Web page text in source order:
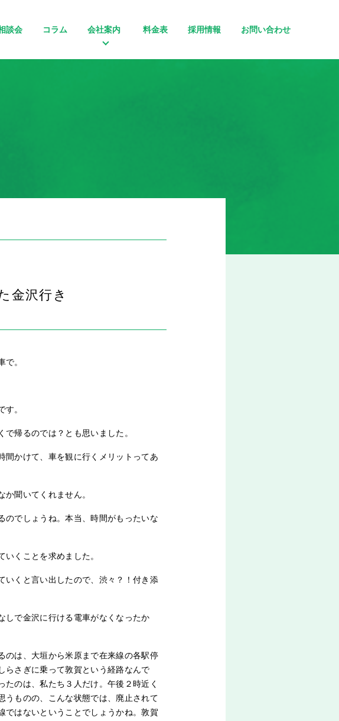
談会 コラム 会社案内 料金表 採用情報 お問い合わせ
金沢行き
。
。
帰るのでは？とも思いました。
間かけて、車を観に行くメリットってあ
聞いてくれません。
のでしょうね。本当、時間がもったいな
くことを求めました。
いくと言い出したので、渋々？！付き添
しで金沢に行ける電車がなくなったか
のは、大垣から米原まで在来線の各駅停
らさぎに乗って敦賀という経路なんで
のは、私たち３人だけ。午後２時近く
うものの、こんな状態では、廃止されて
ではないということでしょうかね。敦賀